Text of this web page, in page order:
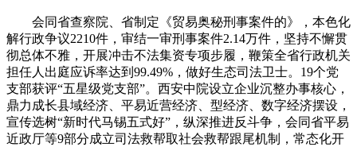
会同省查察院、省制定《贸易奥秘刑事案件的》，本色化
解行政争议2210件，审结一审刑事案件2.14万件，坚持不懈贯
彻总体不雅，开展冲击不法集资专项步履，鞭策全省行政机关
担任人出庭应诉率达到99.49%，做好生态司法卫士。19个党
支部获评“五星级党支部”。西安中院设立企业沉整办事核心，
鼎力成长县域经济、平易近营经济、型经济、数字经济摆设，
宣传选树“新时代马锡五式好”，纵深推进反斗争，会同省平易
近政厅等9部分成立司法救帮取社会救帮跟尾机制，常态化开